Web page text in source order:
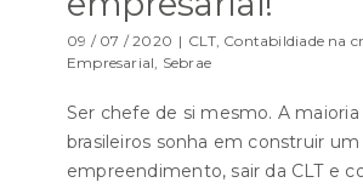
09 / 07 / 2020 | CLT, Contabildiade na
Empresarial, Sebrae
Ser chefe de si mesmo. A maioria
brasileiros sonha em construir um
empreendimento, sair da CLT e